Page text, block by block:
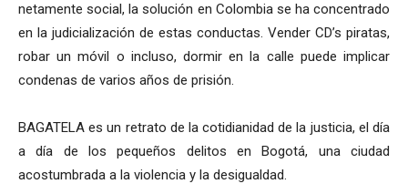
netamente social, la solución en Colombia se ha concentrado
en la judicialización de estas conductas. Vender CD’s piratas,
robar un móvil o incluso, dormir en la calle puede implicar
condenas de varios años de prisión.
BAGATELA es un retrato de la cotidianidad de la justicia, el día
a día de los pequeños delitos en Bogotá, una ciudad
acostumbrada a la violencia y la desigualdad.